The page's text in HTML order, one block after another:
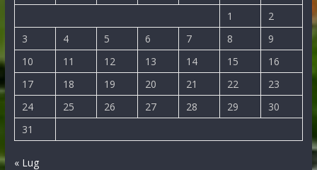
1
2
3
4 5 6 7 8
9
10
11 12 13 14 15
16
17
18 19 20 21 22
23
24
25 26 27 28 29
30
31
« Lug